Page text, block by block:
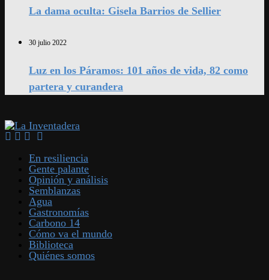
La dama oculta: Gisela Barrios de Sellier
30 julio 2022
Luz en los Páramos: 101 años de vida, 82 como
partera y curandera
En resiliencia
Gente palante
Opinión y análisis
Semblanzas
Agua
Gastronomías
Carbono 14
Cómo va el mundo
Biblioteca
Quiénes somos